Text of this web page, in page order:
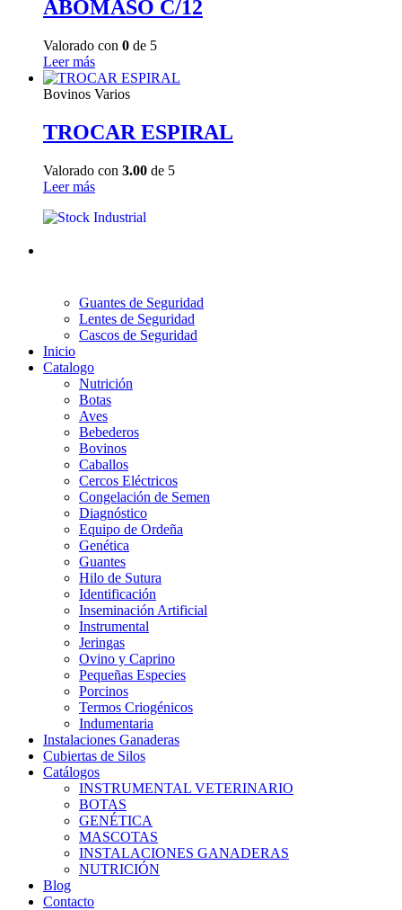
ABOMASO C/12
Valorado con 0 de 5
Leer más
Bovinos Varios
TROCAR ESPIRAL
Valorado con 3.00 de 5
Leer más
Guantes de Seguridad
Lentes de Seguridad
Cascos de Seguridad
Inicio
Catalogo
Nutrición
Botas
Aves
Bebederos
Bovinos
Caballos
Cercos Eléctricos
Congelación de Semen
Diagnóstico
Equipo de Ordeña
Genética
Guantes
Hilo de Sutura
Identificación
Inseminación Artificial
Instrumental
Jeringas
Ovino y Caprino
Pequeñas Especies
Porcinos
Termos Criogénicos
Indumentaria
Instalaciones Ganaderas
Cubiertas de Silos
Catálogos
INSTRUMENTAL VETERINARIO
BOTAS
GENÉTICA
MASCOTAS
INSTALACIONES GANADERAS
NUTRICIÓN
Blog
Contacto